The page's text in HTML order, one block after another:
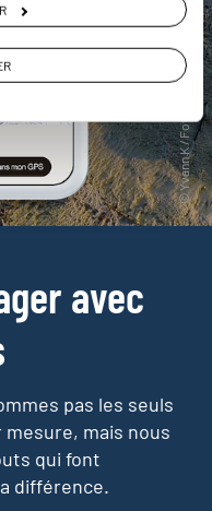
avec
pas les seuls
mesure, mais nous
qui font
différence.